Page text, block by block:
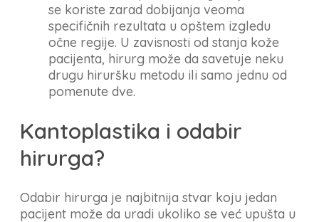
se koriste zarad dobijanja veoma
specifičnih rezultata u opštem izgledu
očne regije. U zavisnosti od stanja kože
pacijenta, hirurg može da savetuje neku
drugu hiruršku metodu ili samo jednu od
pomenute dve.
Kantoplastika i odabir
hirurga?
Odabir hirurga je najbitnija stvar koju jedan
pacijent može da uradi ukoliko se već upušta u